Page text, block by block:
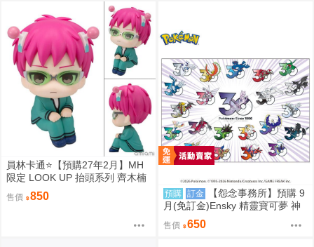
員林卡通⭐️【預購27年2月】MH
限定 LOOK UP 抬頭系列 齊木楠
雄的災難 齊木楠雄 0813
售價 850 預購 訂金
【怨念事務所】預購 9
月(免訂金)Ensky 精靈寶可夢 神
奇寶貝 30週年 1000片拼圖 傳說
寶可夢 0809
售價 650